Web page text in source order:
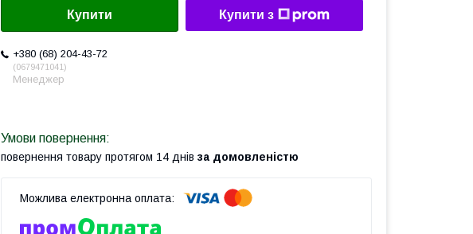
Купити Купити з
+380 (68) 204-43-72
0679471041
Менеджер
повернення товару протягом 14 днів за домовленістю